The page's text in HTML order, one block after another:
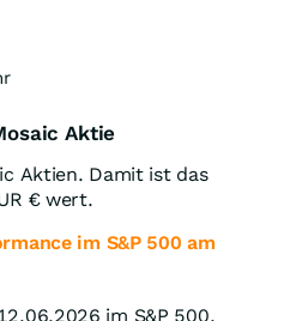
Aktie
Aktien. Damit ist das
€ wert.
im S&P 500 am
im S&P 500.